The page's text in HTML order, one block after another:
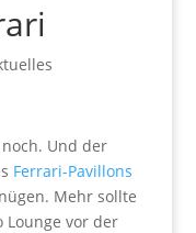
Und der
Ferrari-Pavillons
Mehr sollte
Lounge vor der